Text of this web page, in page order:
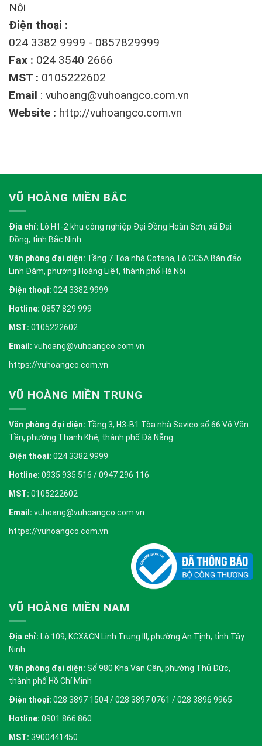
Nội
Điện thoại :
024 3382 9999 - 0857829999
Fax : 024 3540 2666
MST : 0105222602
Email : vuhoang@vuhoangco.com.vn
Website : http://vuhoangco.com.vn
VŨ HOÀNG MIỀN BẮC
Địa chỉ: Lô H1-2 khu công nghiệp Đại Đồng Hoàn Sơn, xã Đại
Đồng, tỉnh Bắc Ninh
Văn phòng đại diện: Tầng 7 Tòa nhà Cotana, Lô CC5A Bán đảo
Linh Đàm, phường Hoàng Liệt, thành phố Hà Nội
Điện thoại: 024 3382 9999
Hotline: 0857 829 999
MST: 0105222602
Email: vuhoang@vuhoangco.com.vn
https://vuhoangco.com.vn
VŨ HOÀNG MIỀN TRUNG
Văn phòng đại diện: Tầng 3, H3-B1 Tòa nhà Savico số 66 Võ Văn
Tần, phường Thanh Khê, thành phố Đà Nẵng
Điện thoại: 024 3382 9999
Hotline: 0935 935 516 / 0947 296 116
MST: 0105222602
Email: vuhoang@vuhoangco.com.vn
https://vuhoangco.com.vn
VŨ HOÀNG MIỀN NAM
Địa chỉ: Lô 109, KCX&CN Linh Trung III, phường An Tịnh, tỉnh Tây
Ninh
Văn phòng đại diện: Số 980 Kha Vạn Cân, phường Thủ Đức,
thành phố Hồ Chí Minh
Điện thoại: 028 3897 1504 / 028 3897 0761 / 028 3896 9965
Hotline: 0901 866 860
MST: 3900441450